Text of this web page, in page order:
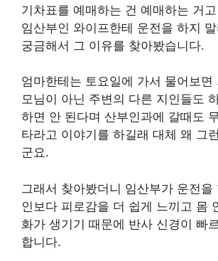
기차표를 예매하는 건 예매하는 거
임산부인 와이프한테 운전을 하지
궁금해서 그 이유를 찾아봤습니다.
엄마한테는 토요일에 가서 물어보면
모님이 아닌 주변의 다른 지인들도
하면 안 된다며 산부인과에 갈때도
타라고 이야기를 하길래 대체 왜 그
군요.
그래서 찾아봤더니 임산부가 운전을
인보다 피로감을 더 쉽게 느끼고 몸
화가 생기기 때문에 반사 신경이 빠
합니다.